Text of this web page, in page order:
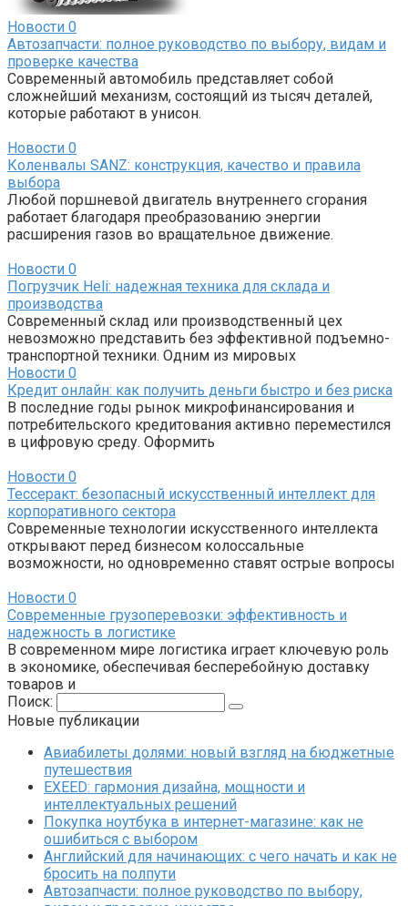
Новости 0
Автозапчасти: полное руководство по выбору, видам и
проверке качества
Современный автомобиль представляет собой
сложнейший механизм, состоящий из тысяч деталей,
которые работают в унисон.
Новости 0
Коленвалы SANZ: конструкция, качество и правила
выбора
Любой поршневой двигатель внутреннего сгорания
работает благодаря преобразованию энергии
расширения газов во вращательное движение.
Новости 0
Погрузчик Heli: надежная техника для склада и
производства
Современный склад или производственный цех
невозможно представить без эффективной подъемно-
транспортной техники. Одним из мировых
Новости 0
Кредит онлайн: как получить деньги быстро и без риска
В последние годы рынок микрофинансирования и
потребительского кредитования активно переместился
в цифровую среду. Оформить
Новости 0
Тессеракт: безопасный искусственный интеллект для
корпоративного сектора
Современные технологии искусственного интеллекта
открывают перед бизнесом колоссальные
возможности, но одновременно ставят острые вопросы
Новости 0
Современные грузоперевозки: эффективность и
надежность в логистике
В современном мире логистика играет ключевую роль
в экономике, обеспечивая бесперебойную доставку
товаров и
Поиск:
Новые публикации
Авиабилеты долями: новый взгляд на бюджетные
путешествия
EXEED: гармония дизайна, мощности и
интеллектуальных решений
Покупка ноутбука в интернет-магазине: как не
ошибиться с выбором
Английский для начинающих: с чего начать и как не
бросить на полпути
Автозапчасти: полное руководство по выбору,